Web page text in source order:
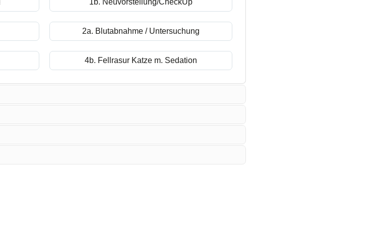
1b. Neuvorstellung/CheckUp
2a. Blutabnahme / Untersuchung
4b. Fellrasur Katze m. Sedation